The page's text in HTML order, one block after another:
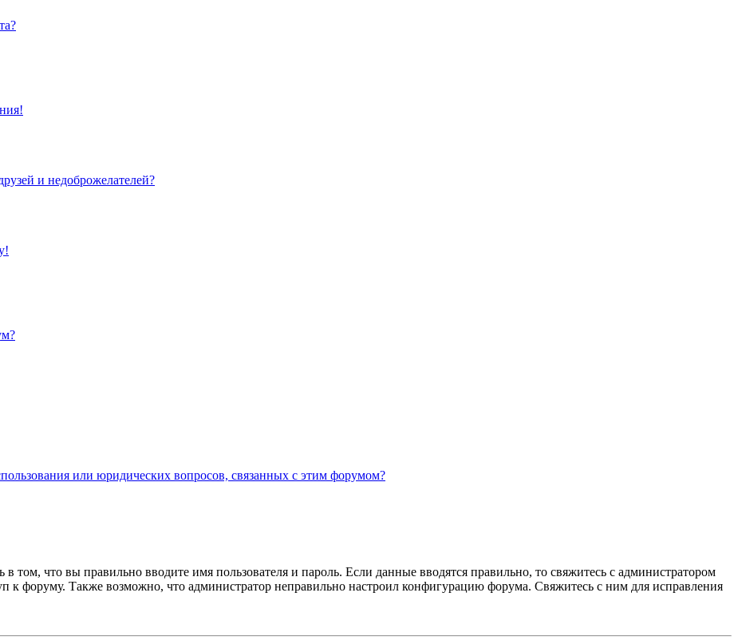
и недоброжелателей?
или юридических вопросов, связанных с этим форумом?
том, что вы правильно вводите имя пользователя и пароль. Если данные вводятся правильно, то свяжитесь с администратором
к форуму. Также возможно, что администратор неправильно настроил конфигурацию форума. Свяжитесь с ним для исправления